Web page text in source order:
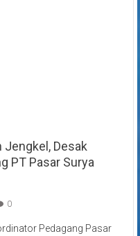
Jengkel, Desak
PT Pasar Surya
0
Pedagang Pasar